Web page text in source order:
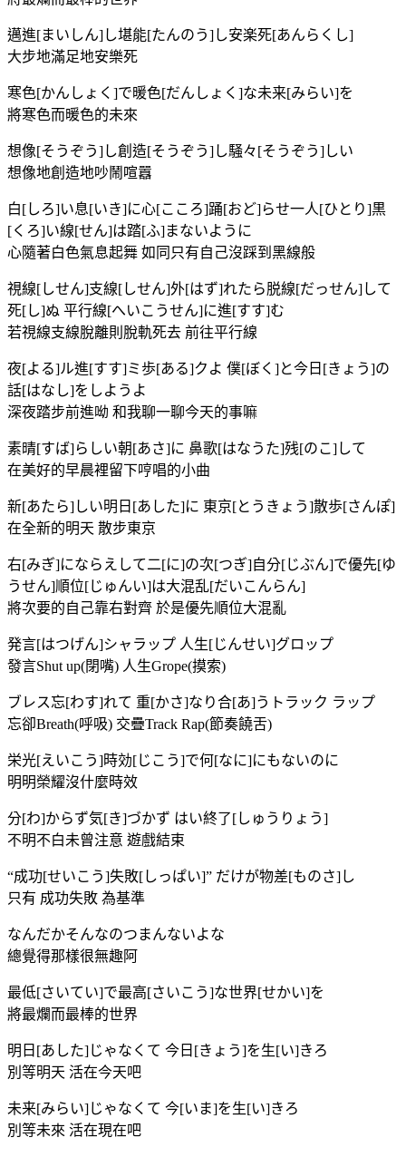
邁進[まいしん]し堪能[たんのう]し安楽死[あんらくし]
大步地滿足地安樂死
寒色[かんしょく]で暖色[だんしょく]な未来[みらい]を
將寒色而暖色的未來
想像[そうぞう]し創造[そうぞう]し騒々[そうぞう]しい
想像地創造地吵鬧喧囂
白[しろ]い息[いき]に心[こころ]踊[おど]らせ一人[ひとり]黒
[くろ]い線[せん]は踏[ふ]まないように
心隨著白色氣息起舞 如同只有自己沒踩到黑線般
視線[しせん]支線[しせん]外[はず]れたら脱線[だっせん]して
死[し]ぬ 平行線[へいこうせん]に進[すす]む
若視線支線脫離則脫軌死去 前往平行線
夜[よる]ル進[すす]ミ歩[ある]クよ 僕[ぼく]と今日[きょう]の
話[はなし]をしようよ
深夜踏步前進呦 和我聊一聊今天的事嘛
素晴[すば]らしい朝[あさ]に 鼻歌[はなうた]残[のこ]して
在美好的早晨裡留下哼唱的小曲
新[あたら]しい明日[あした]に 東京[とうきょう]散歩[さんぽ]
在全新的明天 散步東京
右[みぎ]にならえして二[に]の次[つぎ]自分[じぶん]で優先[ゆ
うせん]順位[じゅんい]は大混乱[だいこんらん]
將次要的自己靠右對齊 於是優先順位大混亂
発言[はつげん]シャラップ 人生[じんせい]グロップ
發言Shut up(閉嘴) 人生Grope(摸索)
ブレス忘[わす]れて 重[かさ]なり合[あ]うトラック ラップ
忘卻Breath(呼吸) 交疊Track Rap(節奏饒舌)
栄光[えいこう]時効[じこう]で何[なに]にもないのに
明明榮耀沒什麼時效
分[わ]からず気[き]づかず はい終了[しゅうりょう]
不明不白未曾注意 遊戲結束
“成功[せいこう]失敗[しっぱい]” だけが物差[ものさ]し
只有 成功失敗 為基準
なんだかそんなのつまんないよな
總覺得那樣很無趣阿
最低[さいてい]で最高[さいこう]な世界[せかい]を
將最爛而最棒的世界
明日[あした]じゃなくて 今日[きょう]を生[い]きろ
別等明天 活在今天吧
未来[みらい]じゃなくて 今[いま]を生[い]きろ
別等未來 活在現在吧